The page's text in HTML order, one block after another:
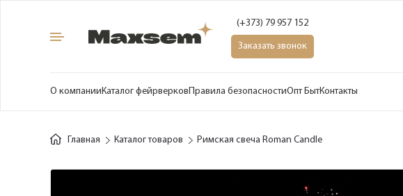
(+373) 79 957 152
Заказать звонок
О компанииКаталог фейрверковПравила безопасностиОпт БытКонтакты
Главная Каталог товаров Римская свеча Roman Candle